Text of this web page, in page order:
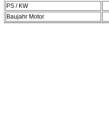
PS / KW
Baujahr Motor